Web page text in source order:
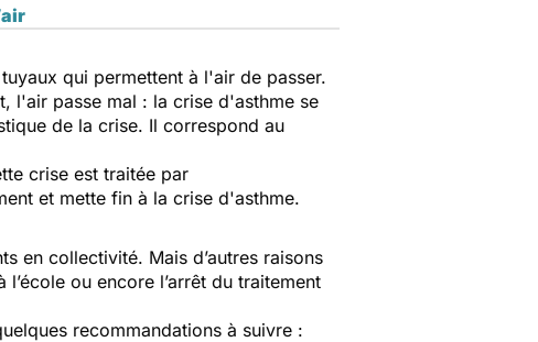
qui permettent à l'air de passer.
l'air passe mal : la crise d'asthme se
de la crise. Il correspond au
crise est traitée par
et mette fin à la crise d'asthme.
en collectivité. Mais d’autres raisons
ou encore l’arrêt du traitement
recommandations à suivre :